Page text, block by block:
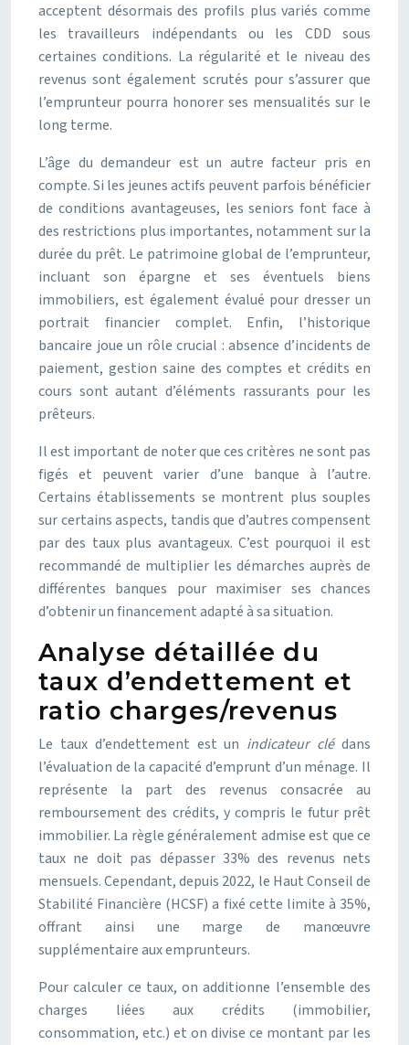
acceptent désormais des profils plus variés comme
les travailleurs indépendants ou les CDD sous
certaines conditions. La régularité et le niveau des
revenus sont également scrutés pour s’assurer que
l’emprunteur pourra honorer ses mensualités sur le
long terme.
L’âge du demandeur est un autre facteur pris en
compte. Si les jeunes actifs peuvent parfois bénéficier
de conditions avantageuses, les seniors font face à
des restrictions plus importantes, notamment sur la
durée du prêt. Le patrimoine global de l’emprunteur,
incluant son épargne et ses éventuels biens
immobiliers, est également évalué pour dresser un
portrait financier complet. Enfin, l’historique
bancaire joue un rôle crucial : absence d’incidents de
paiement, gestion saine des comptes et crédits en
cours sont autant d’éléments rassurants pour les
prêteurs.
Il est important de noter que ces critères ne sont pas
figés et peuvent varier d’une banque à l’autre.
Certains établissements se montrent plus souples
sur certains aspects, tandis que d’autres compensent
par des taux plus avantageux. C’est pourquoi il est
recommandé de multiplier les démarches auprès de
différentes banques pour maximiser ses chances
d’obtenir un financement adapté à sa situation.
Analyse détaillée du
taux d’endettement et
ratio charges/revenus
Le taux d’endettement est un indicateur clédans
l’évaluation de la capacité d’emprunt d’un ménage. Il
représente la part des revenus consacrée au
remboursement des crédits, y compris le futur prêt
immobilier. La règle généralement admise est que ce
taux ne doit pas dépasser 33% des revenus nets
mensuels. Cependant, depuis 2022, le Haut Conseil de
Stabilité Financière (HCSF) a fixé cette limite à 35%,
offrant ainsi une marge de manœuvre
supplémentaire aux emprunteurs.
Pour calculer ce taux, on additionne l’ensemble des
charges liées aux crédits (immobilier,
consommation, etc.) et on divise ce montant par les